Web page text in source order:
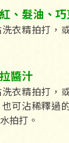
、髮油、巧
衣精拍打，
醬汁
衣精拍打，
可沾稀釋過
拍打。